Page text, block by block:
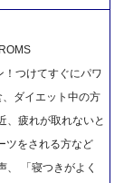
つけてすぐにパワ
ダイエット中の方
、疲れが取れないと
ツをされる方など
、 「寝つきがよく